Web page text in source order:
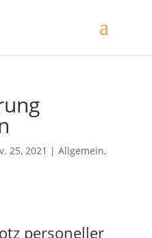
25, 2021 | Allgemein,
personeller